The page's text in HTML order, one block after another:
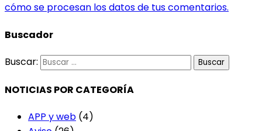
cómo se procesan los datos de tus comentarios.
Buscador
Buscar:
NOTICIAS POR CATEGORÍA
APP y web (4)